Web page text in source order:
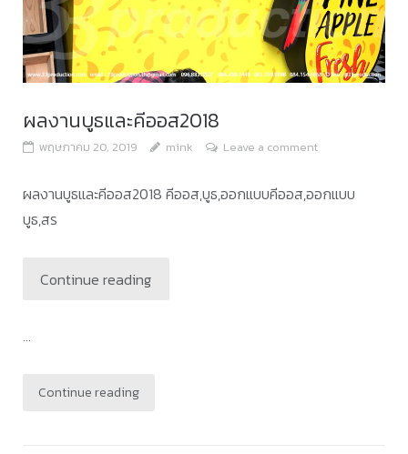
ผลงานบูธและคีออส2018
พฤษภาคม 20, 2019 mink Leave a comment
ผลงานบูธและคีออส2018 คีออส,บูธ,ออกแบบคีออส,ออกแบบ
บูธ,สร
Continue reading
...
Continue reading